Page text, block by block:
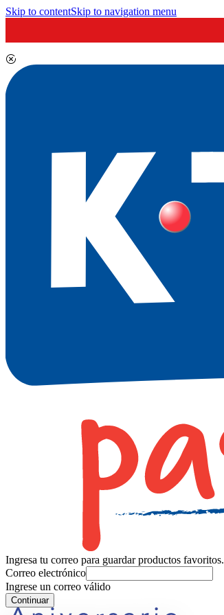
Skip to contentSkip to navigation menu
Ingresa tu correo para guardar productos favoritos.
Correo electrónico
Ingrese un correo válido
Continuar